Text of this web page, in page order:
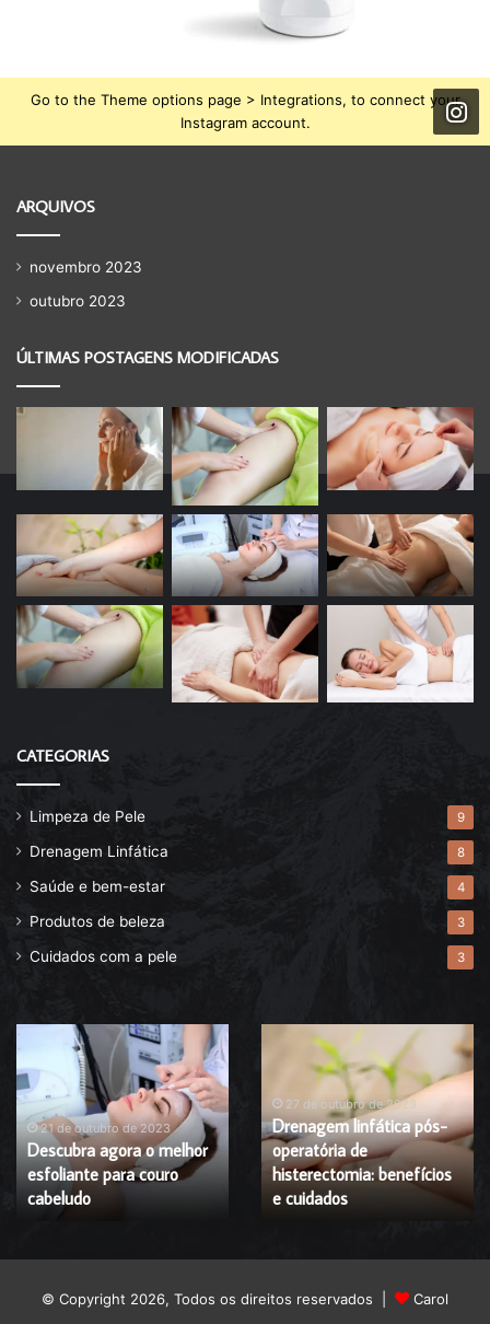
Go to the Theme options page > Integrations, to connect your
Instagram account.
ARQUIVOS
novembro 2023
outubro 2023
ÚLTIMAS POSTAGENS MODIFICADAS
CATEGORIAS
Limpeza de Pele 9
Drenagem Linfática 8
Saúde e bem-estar 4
Produtos de beleza 3
Cuidados com a pele 3
Descubra
o
melhor
esfoliante
para
couro
cabeludo
21 de outubro de 2023
Descubra agora o melhor
esfoliante para couro
cabeludo
Drenagem
operatória
de
histerectomia:
benefícios
27 de outubro de 2023
Drenagem linfática pós-
operatória de
histerectomia: benefícios
e cuidados
© Copyright 2026, Todos os direitos reservados | Carol